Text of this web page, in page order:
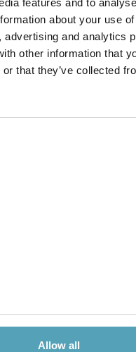
features and to
about your use
advertising and analytics
other information that
that they’ve collected
Allow all